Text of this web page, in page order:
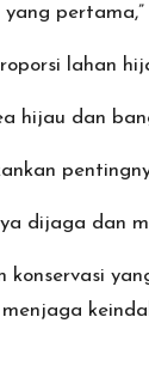
lahan
hijau dan
dijaga dan
konservasi